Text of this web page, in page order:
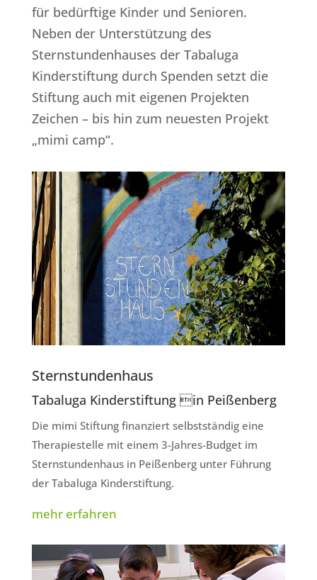
für bedürftige Kinder und Senioren.
Neben der Unterstützung des
Sternstundenhauses der Tabaluga
Kinderstiftung durch Spenden setzt die
Stiftung auch mit eigenen Projekten
Zeichen – bis hin zum neuesten Projekt
„mimi camp“.
Sternstundenhaus
Tabaluga Kinderstiftung in Peißenberg
Die mimi Stiftung finanziert selbstständig eine
Therapiestelle mit einem 3-Jahres-Budget im
Sternstundenhaus in Peißenberg unter Führung
der Tabaluga Kinderstiftung.
mehr erfahren